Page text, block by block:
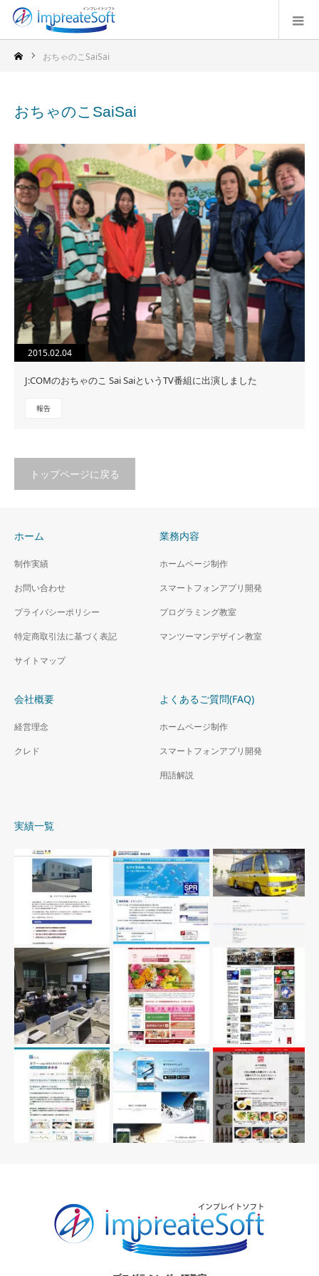
おちゃのこSaiSai
おちゃのこSaiSai
2015.02.04
J:COMのおちゃのこ Sai SaiというTV番組に出演しました
報告
トップページに戻る
ホーム
制作実績
お問い合わせ
プライバシーポリシー
特定商取引法に基づく表記
サイトマップ
業務内容
ホームページ制作
スマートフォンアプリ開発
プログラミング教室
マンツーマンデザイン教室
会社概要
経営理念
クレド
よくあるご質問(FAQ)
ホームページ制作
スマートフォンアプリ開発
用語解説
実績一覧